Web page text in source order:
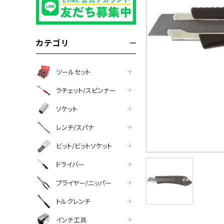
カテゴリ
ツールセット
ラチェット/スピンナー
ソケット
レンチ/スパナ
ビット/ビットソケット
ドライバー
プライヤー/ニッパー
トルクレンチ
インチ工具